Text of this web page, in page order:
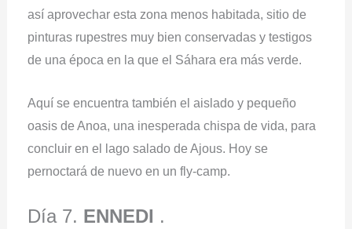
así aprovechar esta zona menos habitada, sitio de
pinturas rupestres muy bien conservadas y testigos
de una época en la que el Sáhara era más verde.
Aquí se encuentra también el aislado y pequeño
oasis de Anoa, una inesperada chispa de vida, para
concluir en el lago salado de Ajous. Hoy se
pernoctará de nuevo en un fly-camp.
Día 7. ENNEDI .